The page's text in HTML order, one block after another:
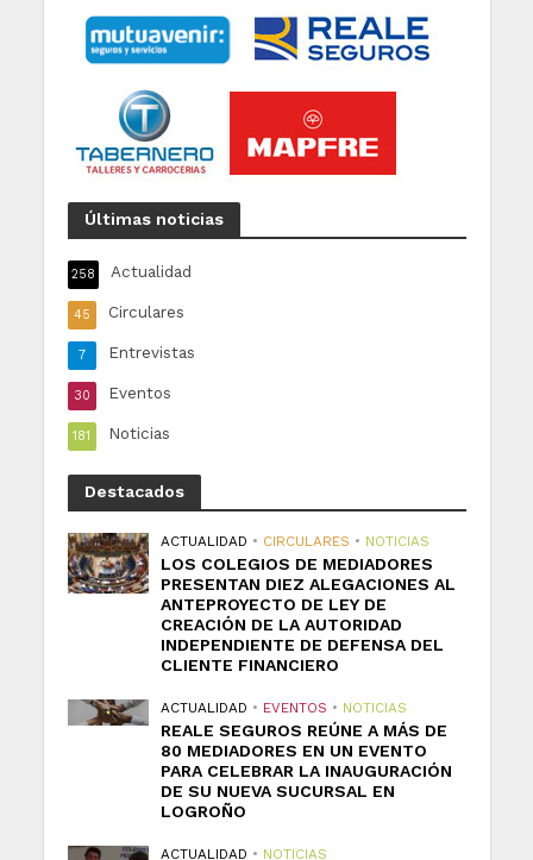
Últimas noticias
Actualidad
258
Circulares
45
Entrevistas
7
Eventos
30
Noticias
181
Destacados
ACTUALIDAD • CIRCULARES • NOTICIAS
LOS COLEGIOS DE MEDIADORES
PRESENTAN DIEZ ALEGACIONES AL
ANTEPROYECTO DE LEY DE
CREACIÓN DE LA AUTORIDAD
INDEPENDIENTE DE DEFENSA DEL
CLIENTE FINANCIERO
ACTUALIDAD • EVENTOS • NOTICIAS
REALE SEGUROS REÚNE A MÁS DE
80 MEDIADORES EN UN EVENTO
PARA CELEBRAR LA INAUGURACIÓN
DE SU NUEVA SUCURSAL EN
LOGROÑO
ACTUALIDAD • NOTICIAS